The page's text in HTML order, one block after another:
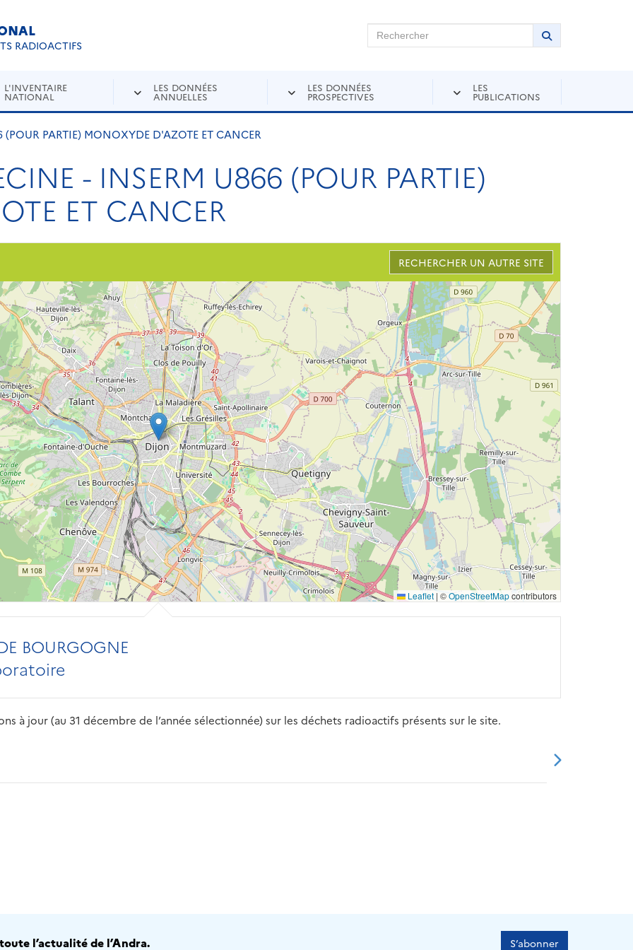
RADIOACTIFS
Rechercher sur Andra Inventaire Rechercher
Lancer la
L'INVENTAIRE
NATIONAL
LES DONNÉES
ANNUELLES
LES DONNÉES
PROSPECTIVES
LES
PUBLICATIONS
(POUR PARTIE) MONOXYDE D'AZOTE ET CANCER
- INSERM U866 (POUR PARTIE)
ET CANCER
RECHERCHER UN AUTRE SITE
Leaflet | ©OpenStreetMapcontributors
BOURGOGNE
à jour (au 31 décembre de l’année sélectionnée) sur les déchets radioactifs présents sur le site.
l’actualité de l’Andra. S’abonner